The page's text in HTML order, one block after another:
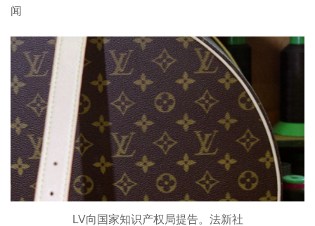
闻
LV向国家知识产权局提告。法新社